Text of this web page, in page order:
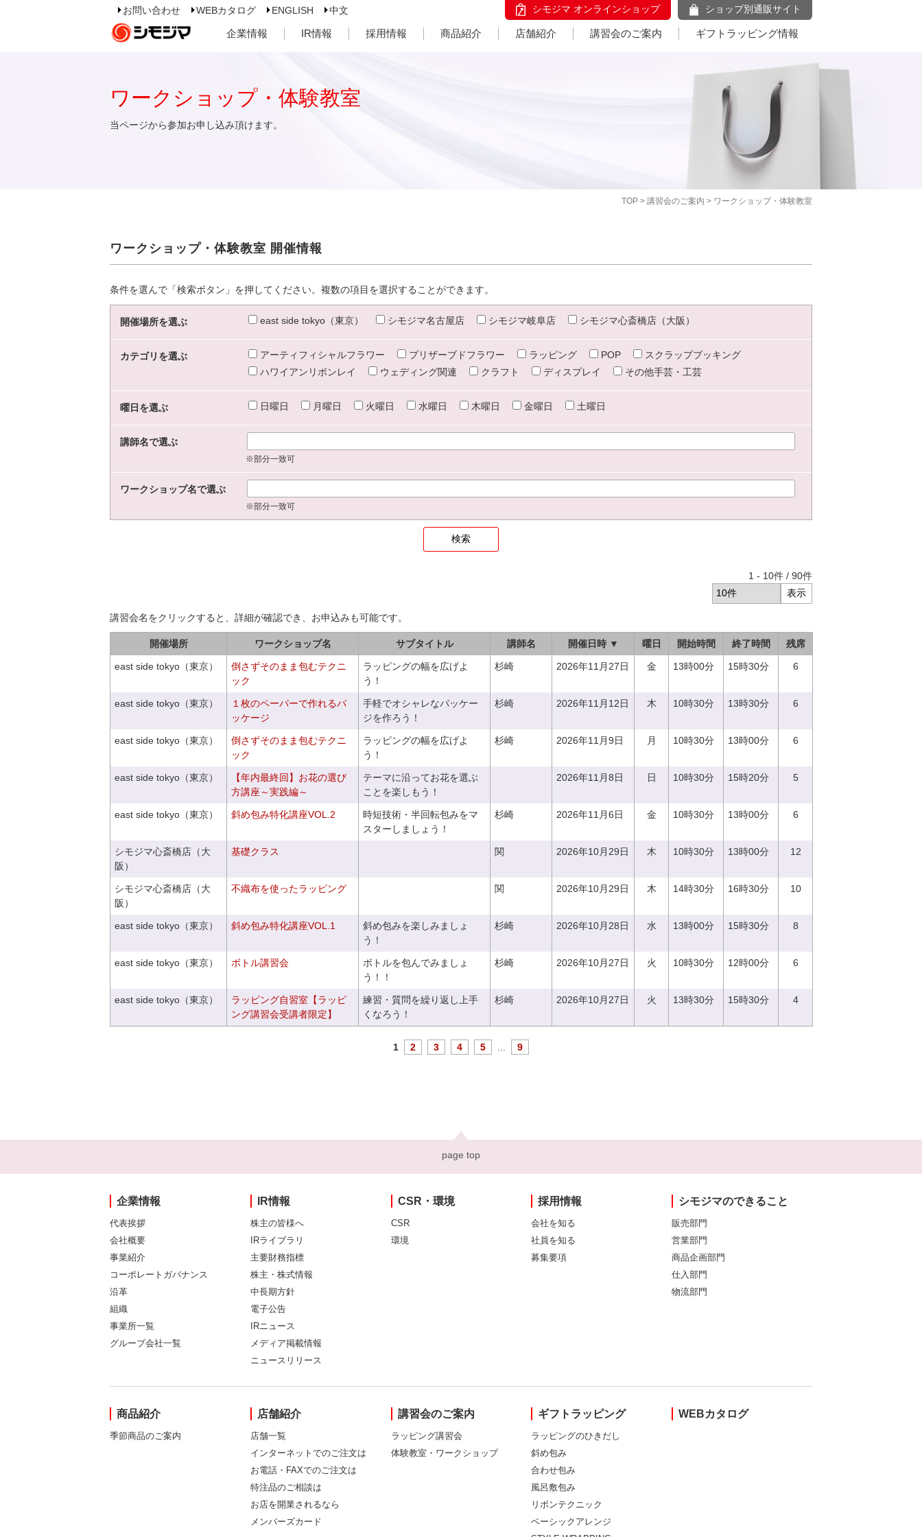
お問い合わせ WEBカタログ ENGLISH 中文 シモジマ オンラインショップ ショップ別通販サイト
企業情報 IR情報 採用情報 商品紹介 店舗紹介 講習会のご案内 ギフトラッピング情報
TOP > 講習会のご案内 > ワークショップ・体験教室
ワークショップ・体験教室
当ページから参加お申し込み頂けます。
ワークショップ・体験教室 開催情報
条件を選んで「検索ボタン」を押してください。複数の項目を選択することができます。
開催場所を選ぶ east side tokyo（東京） シモジマ名古屋店 シモジマ岐阜店 シモジマ心斎橋店（大阪）
カテゴリを選ぶ アーティフィシャルフラワー プリザーブドフラワー ラッピング POP
スクラップブッキング
ハワイアンリボンレイ
ウェディング関連 クラフト ディスプレイ その他手芸・工芸
曜日を選ぶ 日曜日 月曜日 火曜日 水曜日 木曜日 金曜日 土曜日
講師名で選ぶ
※部分一致可
ワークショップ名で選ぶ
※部分一致可
1 - 10件 / 90件
講習会名をクリックすると、詳細が確認でき、お申込みも可能です。
開催場所 ワークショップ名 サブタイトル 講師名 開催日時 ▼ 曜日 開始時間 終了時間 残席
east side tokyo（東京）
倒さずそのまま包むテクニ
ック
ラッピングの幅を広げよ
う！
杉崎 2026年11月27日 金 13時00分 15時30分 6
east side tokyo（東京）
１枚のペーパーで作れるパ
ッケージ
手軽でオシャレなパッケー
ジを作ろう！
杉崎 2026年11月12日 木 10時30分 13時30分 6
east side tokyo（東京）
倒さずそのまま包むテクニ
ック
ラッピングの幅を広げよ
う！
杉崎 2026年11月9日 月 10時30分 13時00分 6
east side tokyo（東京）
【年内最終回】お花の選び
方講座～実践編～
テーマに沿ってお花を選ぶ
ことを楽しもう！
2026年11月8日 日 10時30分 15時20分 5
east side tokyo（東京） 斜め包み特化講座VOL.2
時短技術・半回転包みをマ
スターしましょう！
杉崎 2026年11月6日 金 10時30分 13時00分 6
シモジマ心斎橋店（大
阪）
基礎クラス 関 2026年10月29日 木 10時30分 13時00分 12
シモジマ心斎橋店（大
阪）
不織布を使ったラッピング 関 2026年10月29日 木 14時30分 16時30分 10
east side tokyo（東京） 斜め包み特化講座VOL.1
斜め包みを楽しみましょ
う！
杉崎 2026年10月28日 水 13時00分 15時30分 8
east side tokyo（東京） ボトル講習会
ボトルを包んでみましょ
う！！
杉崎 2026年10月27日 火 10時30分 12時00分 6
east side tokyo（東京）
ラッピング自習室【ラッピ
ング講習会受講者限定】
練習・質問を繰り返し上手
くなろう！
杉崎 2026年10月27日 火 13時30分 15時30分 4
1 2 3 4 5 9
page top
企業情報
代表挨拶
会社概要
事業紹介
コーポレートガバナンス
沿革
組織
事業所一覧
グループ会社一覧
IR情報
株主の皆様へ
IRライブラリ
主要財務指標
株主・株式情報
中長期方針
電子公告
IRニュース
メディア掲載情報
ニュースリリース
CSR・環境
CSR
環境
採用情報
会社を知る
社員を知る
募集要項
シモジマのできること
販売部門
営業部門
商品企画部門
仕入部門
物流部門
商品紹介
季節商品のご案内
店舗紹介
店舗一覧
インターネットでのご注文は
お電話・FAXでのご注文は
特注品のご相談は
お店を開業されるなら
メンバーズカード
講習会のご案内
ラッピング講習会
体験教室・ワークショップ
ギフトラッピング
ラッピングのひきだし
斜め包み
合わせ包み
風呂敷包み
リボンテクニック
ベーシックアレンジ
WEBカタログ